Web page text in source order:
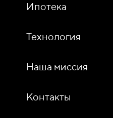
Ипотека
Технология
Наша миссия
Контакты